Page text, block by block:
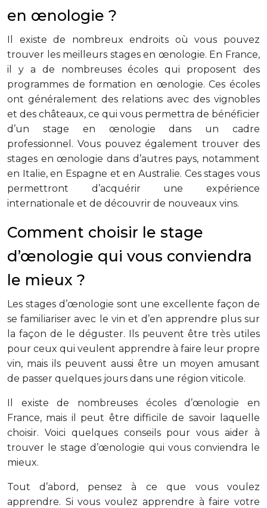
en œnologie ?
Il existe de nombreux endroits où vous pouvez
trouver les meilleurs stages en œnologie. En France,
il y a de nombreuses écoles qui proposent des
programmes de formation en œnologie. Ces écoles
ont généralement des relations avec des vignobles
et des châteaux, ce qui vous permettra de bénéficier
d’un stage en œnologie dans un cadre
professionnel. Vous pouvez également trouver des
stages en œnologie dans d’autres pays, notamment
en Italie, en Espagne et en Australie. Ces stages vous
permettront d’acquérir une expérience
internationale et de découvrir de nouveaux vins.
Comment choisir le stage
d’œnologie qui vous conviendra
le mieux ?
Les stages d’œnologie sont une excellente façon de
se familiariser avec le vin et d’en apprendre plus sur
la façon de le déguster. Ils peuvent être très utiles
pour ceux qui veulent apprendre à faire leur propre
vin, mais ils peuvent aussi être un moyen amusant
de passer quelques jours dans une région viticole.
Il existe de nombreuses écoles d’œnologie en
France, mais il peut être difficile de savoir laquelle
choisir. Voici quelques conseils pour vous aider à
trouver le stage d’œnologie qui vous conviendra le
mieux.
Tout d’abord, pensez à ce que vous voulez
apprendre. Si vous voulez apprendre à faire votre